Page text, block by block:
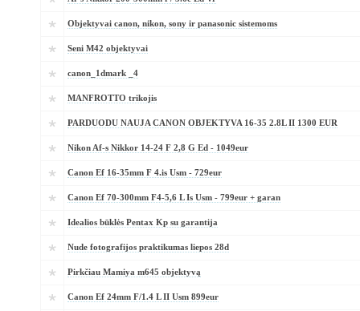
Objektyvai canon, nikon, sony ir panasonic sistemoms
Seni M42 objektyvai
canon_1dmark _4
MANFROTTO trikojis
PARDUODU NAUJA CANON OBJEKTYVA 16-35 2.8L II 1300 EUR
Nikon Af-s Nikkor 14-24 F 2,8 G Ed - 1049eur
Canon Ef 16-35mm F 4.is Usm - 729eur
Canon Ef 70-300mm F4-5,6 L Is Usm - 799eur + garan
Idealios būklės Pentax Kp su garantija
Nude fotografijos praktikumas liepos 28d
Pirkčiau Mamiya m645 objektyvą
Canon Ef 24mm F/1.4 L II Usm 899eur